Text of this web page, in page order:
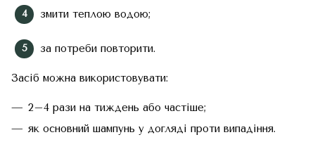
змити теплою водою;
за потреби повторити.
Засіб можна використовувати:
2–4 рази на тиждень або частіше;
як основний шампунь у догляді проти випадіння.